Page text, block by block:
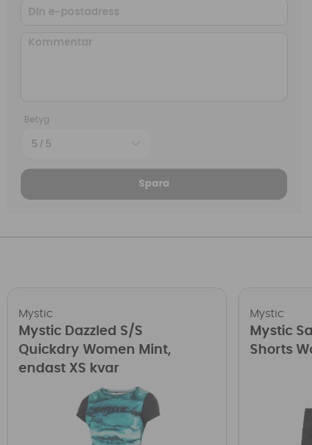
Betyg
Spara
Mystic
Mystic Dazzled S/S
Quickdry Women Mint,
endast XS kvar
Mystic
Mystic
Shorts